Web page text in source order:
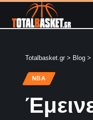
Totalbasket.gr > Blog >
NBA